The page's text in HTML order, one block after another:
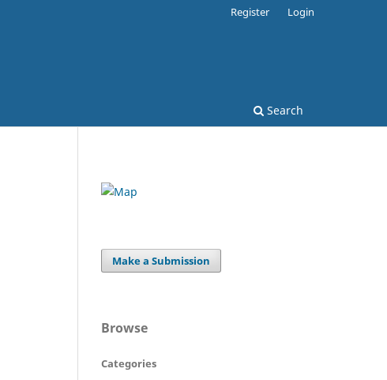
Search
Register Login
Make a Submission
Browse
Categories